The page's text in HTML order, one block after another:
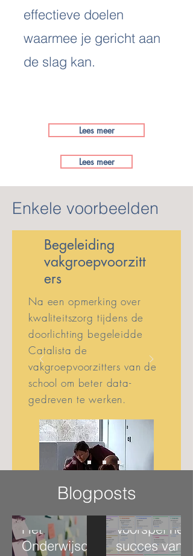
effectieve doelen
waarmee je gericht aan
de slag kan.
Lees meer
Lees meer
Enkele voorbeelden
Begeleiding
vakgroepvoorzitt
ers
Na een opmerking over
kwaliteitszorg tijdens de
doorlichting begeleidde
Catalista de
vakgroepvoorzitters van de
school om beter data-
gedreven te werken.
Blogposts
Het
Onderwijsde
Voorspel het
succes van